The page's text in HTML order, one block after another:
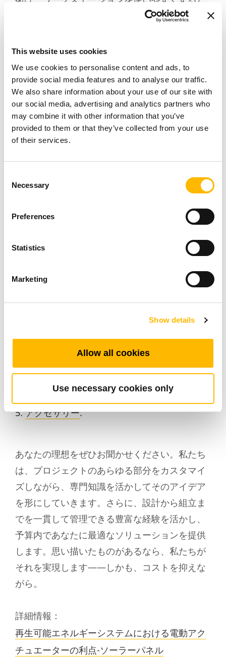
This website uses cookies
We use cookies to personalise content and ads, to
provide social media features and to analyse our traffic.
We also share information about your use of our site with
our social media, advertising and analytics partners who
may combine it with other information that you’ve
provided to them or that they’ve collected from your use
of their services.
Selection
Necessary
Preferences
Statistics
Marketing
Show details
Allow all cookies
Use necessary cookies only
けでなく、現代のイノベーションがどのように
をより生産的で楽しいものにするかを示してい
ます。
TiMOTION を生涯のパートナーとして選ぶとい
うことは、単に新しい働き方を取り入れるだけ
でなく、プレミアムな昇降式テーブルベースと
ともに、人生そのものの新しい価値観を受け入
れることでもあります。私たちは、最高品質の
製品を提供するだけでなく、お客様一人ひとり
のニーズに合わせた無限のカスタマイズオプシ
ョンもご用意しています。サイズ、デザイン、
機能のいずれにおいても、TiMOTION のオール
インワンソリューションがしっかりとサポート
昇降式デスクフレームキット
：電動リフティ
ングコラム、フレーム、およびスムーズに統
リニアアクチュエーターおよび
アクセサリー.
あなたの理想をぜひお聞かせください。私たち
は、プロジェクトのあらゆる部分をカスタマイ
ズしながら、専門知識を活かしてそのアイデア
を形にしていきます。さらに、設計から組立ま
でを一貫して管理できる豊富な経験を活かし、
予算内であなたに最適なソリューションを提供
します。思い描いたものがあるなら、私たちが
それを実現します――しかも、コストを抑えな
がら。
詳細情報：
再生可能エネルギーシステムにおける電動アク
チュエーターの利点-ソーラーパネル